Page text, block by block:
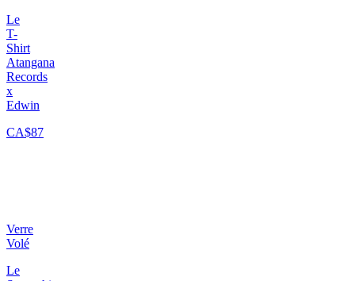
Le
T-
Shirt
Atangana
Records
x
Edwin
CA$87
Verre
Volé
Le